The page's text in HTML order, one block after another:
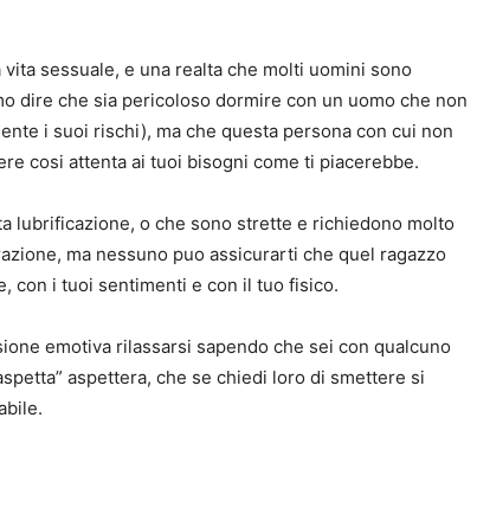
sessuale, e una realta che molti uomini sono
dire che sia pericoloso dormire con un uomo che non
i suoi rischi), ma che questa persona con cui non
cosi attenta ai tuoi bisogni come ti piacerebbe.
lubrificazione, o che sono strette e richiedono molto
ma nessuno puo assicurarti che quel ragazzo
con i tuoi sentimenti e con il tuo fisico.
emotiva rilassarsi sapendo che sei con qualcuno
aspettera, che se chiedi loro di smettere si